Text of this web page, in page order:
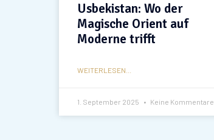
Usbekistan: Wo der
Magische Orient auf
Moderne trifft
WEITERLESEN...
1. September 2025 Keine Kommentare